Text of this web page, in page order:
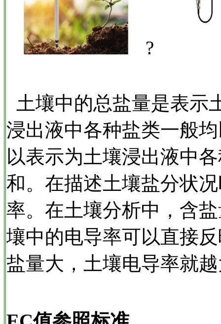
?
土壤中的总盐量是表示
浸出液中各种盐类一般
以表示为土壤浸出液中
和。在描述土壤盐分状
率。在土壤分析中，含
壤中的电导率可以直接
盐量大，土壤电导率就